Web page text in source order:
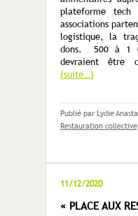
plateforme
associations
logistique, la
dons. 500 à 1
devraient être
(suite…)
Publié par Lydie
Restauration collective
11/12/2020
« PLACE AUX